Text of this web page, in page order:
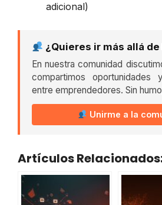
adicional)
¿Quieres ir más allá
En nuestra comunidad
compartimos oportunidades
entre emprendedores. Sin
Unirme a la
Artículos